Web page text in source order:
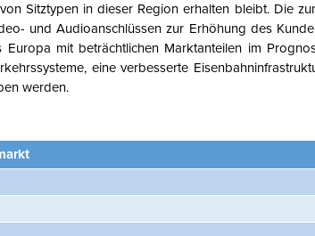
Sitztypen in dieser Region erhalten bleibt. Die
und Audioanschlüssen zur Erhöhung des
mit beträchtlichen Marktanteilen im
eine verbesserte
werden.